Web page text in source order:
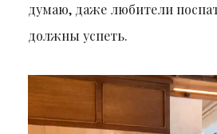
думаю, даже любители
должны успеть.